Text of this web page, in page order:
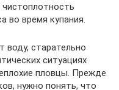
чистоплотность
во время купания.
воду, старательно
ситуациях
пловцы. Прежде
нужно понять, что